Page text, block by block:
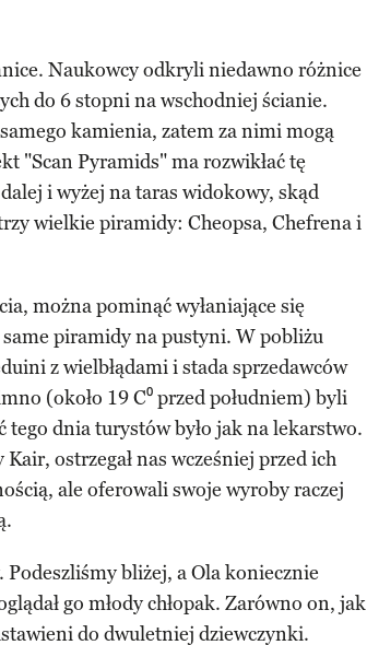
Naukowcy odkryli niedawno różnice
do 6 stopni na wschodniej ścianie.
kamienia, zatem za nimi mogą
"Scan Pyramids" ma rozwikłać tę
i wyżej na taras widokowy, skąd
wielkie piramidy: Cheopsa, Chefrena i
można pominąć wyłaniające się
piramidy na pustyni. W pobliżu
z wielbłądami i stada sprzedawców
(około 19 C⁰ przed południem) byli
dnia turystów było jak na lekarstwo.
ostrzegał nas wcześniej przed ich
ale oferowali swoje wyroby raczej
Podeszliśmy bliżej, a Ola koniecznie
go młody chłopak. Zarówno on, jak
do dwuletniej dziewczynki.